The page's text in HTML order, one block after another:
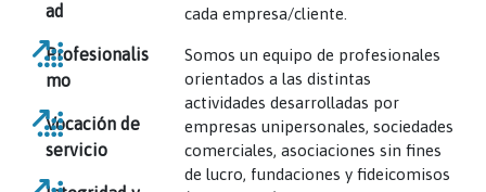
ad
Profesionalis
mo
Vocación de
servicio
cada empresa/cliente.
Somos un equipo de profesionales
orientados a las distintas
actividades desarrolladas por
empresas unipersonales, sociedades
comerciales, asociaciones sin fines
de lucro, fundaciones y fideicomisos